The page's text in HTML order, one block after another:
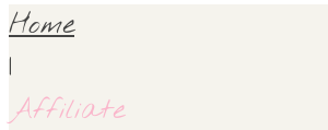
Home
|
Affiliate